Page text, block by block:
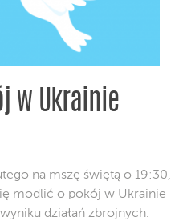
w Ukrainie
na mszę świętą o 19:30,
modlić o pokój w Ukrainie
działań zbrojnych.